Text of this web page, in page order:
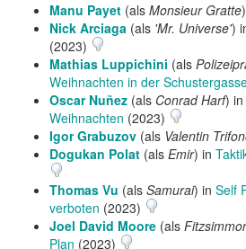
Manu Payet (als Monsieur Gratte
Nick Arciaga (als 'Mr. Universe')
(2023)
Mathias Luppichini (als
Weihnachten in der
Oscar Nuñez (als Conrad Harf) in
Weihnachten (2023)
Igor Grabuzov (als Valentin
Dogukan Polat (als Emir) in
Thomas Vu (als Samurai) in Self
verboten (2023)
Joel David Moore (als
Plan (2023)